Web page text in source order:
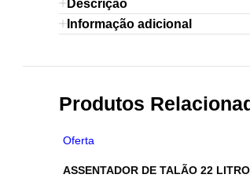
Descrição
Informação adicional
Produtos
Oferta
ASSENTADOR DE TALÃO 22